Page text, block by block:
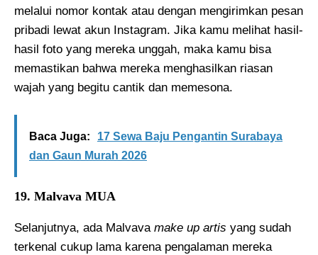
melalui nomor kontak atau dengan mengirimkan pesan
pribadi lewat akun Instagram. Jika kamu melihat hasil-
hasil foto yang mereka unggah, maka kamu bisa
memastikan bahwa mereka menghasilkan riasan
wajah yang begitu cantik dan memesona.
Baca Juga:
17 Sewa Baju Pengantin Surabaya
dan Gaun Murah 2026
19. Malvava MUA
Selanjutnya, ada Malvava make up artis yang sudah
terkenal cukup lama karena pengalaman mereka